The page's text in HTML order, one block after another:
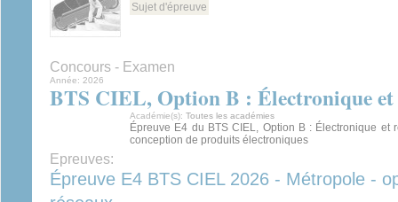
Sujet d'épreuve
Concours - Examen
Année: 2026
BTS CIEL, Option B : Électronique et
Académie(s): Toutes les académies
Épreuve E4 du BTS CIEL, Option B : Électronique et
conception de produits électroniques
Epreuves:
Épreuve E4 BTS CIEL 2026 - Métropole -